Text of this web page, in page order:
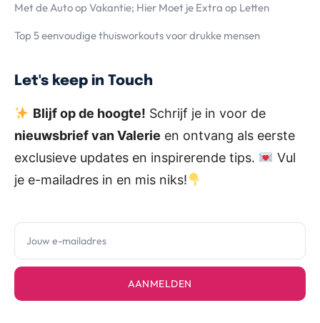
Met de Auto op Vakantie; Hier Moet je Extra op Letten
Top 5 eenvoudige thuisworkouts voor drukke mensen
Let's keep in Touch
Blijf op de hoogte! Schrijf je in voor de
nieuwsbrief van Valerie en ontvang als eerste
exclusieve updates en inspirerende tips.
Vul
je e-mailadres in en mis niks!
AANMELDEN